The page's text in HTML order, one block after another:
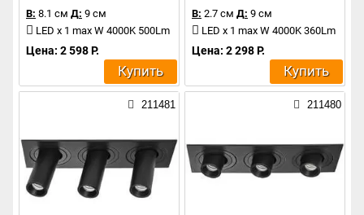
В: 8.1 см Д: 9 см
LED x 1 max W 4000K 500Lm
Цена: 2 598 Р.
Купить
В: 2.7 см Д: 9 см
LED x 1 max W 4000K 360Lm
Цена: 2 298 Р.
Купить
211481 211480